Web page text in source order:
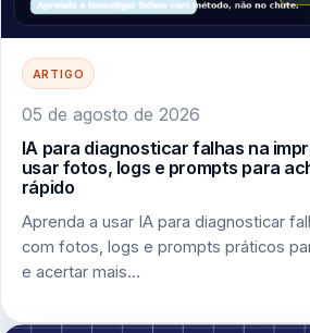
ARTIGO
05 de agosto de 2026
IA para diagnosticar falhas na
usar fotos, logs e prompts para
rápido
Aprenda a usar IA para diagnosticar
com fotos, logs e prompts práticos
e acertar mais…